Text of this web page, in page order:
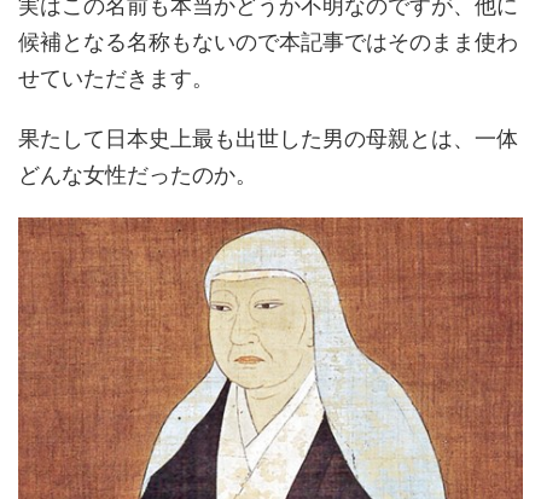
実はこの名前も本当かどうか不明なのですが、他に
候補となる名称もないので本記事ではそのまま使わ
せていただきます。
果たして日本史上最も出世した男の母親とは、一体
どんな女性だったのか。